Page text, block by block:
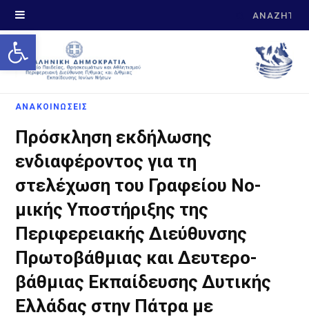
Open toolbar
Search
ΑΝΑΚΟΙΝΩΣΕΙΣ
Πρόσκληση εκδήλωσης
ενδιαφέροντος για τη
στελέχωση του Γραφείου Νο-
μικής Υποστήριξης της
Περιφερειακής Διεύθυνσης
Πρωτοβάθμιας και Δευτερο-
βάθμιας Εκπαίδευσης Δυτικής
Ελλάδας στην Πάτρα με